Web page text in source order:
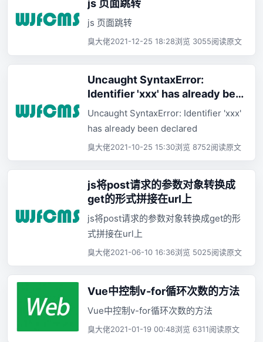
js 页面跳转
js 页面跳转
臭大佬2021-12-25 18:28浏览 3055阅读原文
Uncaught SyntaxError:
Identifier 'xxx' has already been
declared
Uncaught SyntaxError: Identifier 'xxx'
has already been declared
臭大佬2021-10-25 15:30浏览 8752阅读原文
js将post请求的参数对象转换成
get的形式拼接在url上
js将post请求的参数对象转换成get的形
式拼接在url上
臭大佬2021-06-10 16:36浏览 5025阅读原文
Vue中控制v-for循环次数的方法
Vue中控制v-for循环次数的方法
臭大佬2021-01-19 00:48浏览 6311阅读原文